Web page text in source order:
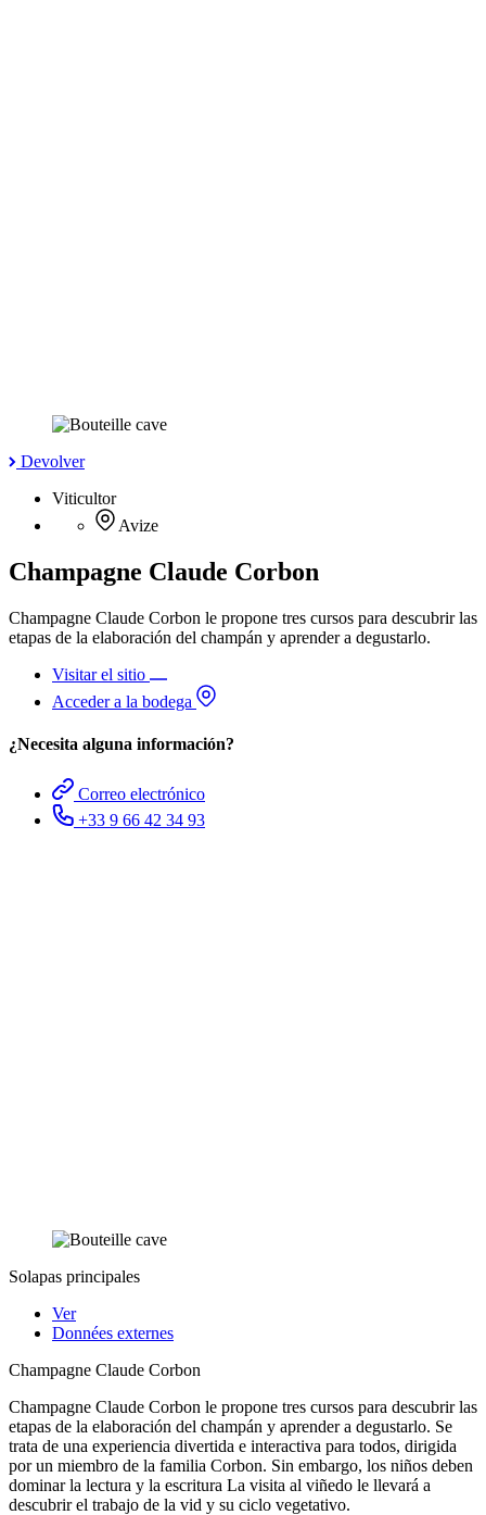
Devolver
Viticultor
Avize
Champagne Claude Corbon
Champagne Claude Corbon le propone tres cursos para descubrir las
etapas de la elaboración del champán y aprender a degustarlo.
Visitar el sitio
Acceder a la bodega
¿Necesita alguna información?
Correo electrónico
+33 9 66 42 34 93
Solapas principales
Ver
Données externes
Champagne Claude Corbon
Champagne Claude Corbon le propone tres cursos para descubrir las
etapas de la elaboración del champán y aprender a degustarlo. Se
trata de una experiencia divertida e interactiva para todos, dirigida
por un miembro de la familia Corbon. Sin embargo, los niños deben
dominar la lectura y la escritura La visita al viñedo le llevará a
descubrir el trabajo de la vid y su ciclo vegetativo.